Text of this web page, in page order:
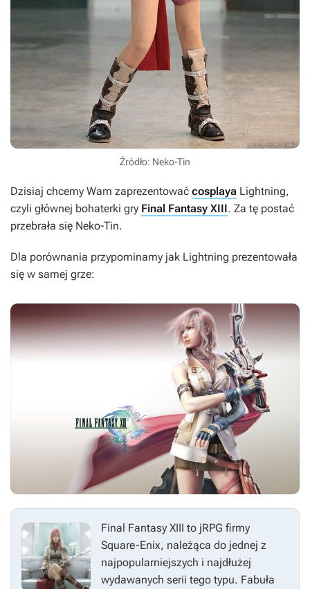
Źródło: Neko-Tin
Dzisiaj chcemy Wam zaprezentować cosplaya Lightning,
czyli głównej bohaterki gry Final Fantasy XIII. Za tę postać
przebrała się Neko-Tin.
Dla porównania przypominamy jak Lightning prezentowała
się w samej grze:
Final Fantasy XIII to jRPG firmy
Square-Enix, należąca do jednej z
najpopularniejszych i najdłużej
wydawanych serii tego typu. Fabuła